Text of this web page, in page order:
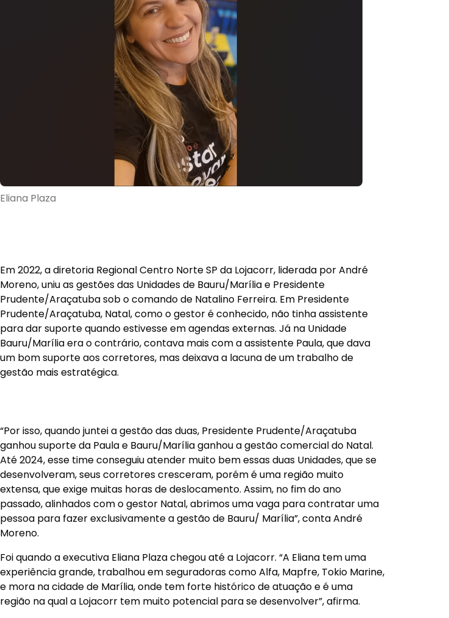
Eliana Plaza
Em 2022, a diretoria Regional Centro Norte SP da Lojacorr, liderada por André
Moreno, uniu as gestões das Unidades de Bauru/Marília e Presidente
Prudente/Araçatuba sob o comando de Natalino Ferreira. Em Presidente
Prudente/Araçatuba, Natal, como o gestor é conhecido, não tinha assistente
para dar suporte quando estivesse em agendas externas. Já na Unidade
Bauru/Marília era o contrário, contava mais com a assistente Paula, que dava
um bom suporte aos corretores, mas deixava a lacuna de um trabalho de
gestão mais estratégica.
“Por isso, quando juntei a gestão das duas, Presidente Prudente/Araçatuba
ganhou suporte da Paula e Bauru/Marília ganhou a gestão comercial do Natal.
Até 2024, esse time conseguiu atender muito bem essas duas Unidades, que se
desenvolveram, seus corretores cresceram, porém é uma região muito
extensa, que exige muitas horas de deslocamento. Assim, no fim do ano
passado, alinhados com o gestor Natal, abrimos uma vaga para contratar uma
pessoa para fazer exclusivamente a gestão de Bauru/ Marília”, conta André
Moreno.
Foi quando a executiva Eliana Plaza chegou até a Lojacorr. “A Eliana tem uma
experiência grande, trabalhou em seguradoras como Alfa, Mapfre, Tokio Marine,
e mora na cidade de Marília, onde tem forte histórico de atuação e é uma
região na qual a Lojacorr tem muito potencial para se desenvolver”, afirma.